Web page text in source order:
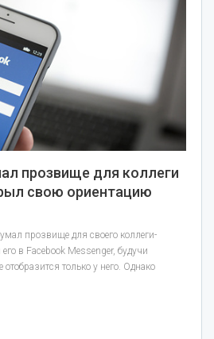
прозвище для коллеги
свою ориентацию
прозвище для своего коллеги-
в Facebook Messenger, будучи
только у него. Однако